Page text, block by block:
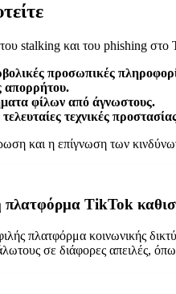
stalking και του phishing
προσωπικές
απορρήτου.
φίλων από άγνωστους.
τεχνικές
και η επίγνωση των
πλατφόρμα TikTok
πλατφόρμα κοινωνικής
σε διάφορες απειλές,